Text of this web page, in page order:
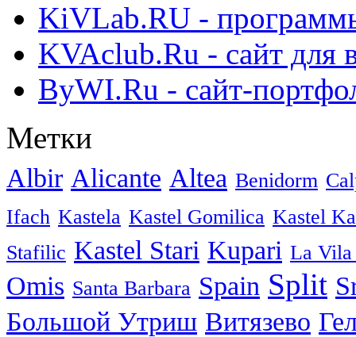
KiVLab.RU -
KVAclub.Ru - сайт для
ByWI.Ru - сайт-
Метки
Albir Alicante Altea Benidorm
Ifach Kastela Kastel Gomilica Kastel
Stafilic Kastel Stari Kupari La Vila
Omis Santa Barbara Spain Split
Большой Утриш Витязево